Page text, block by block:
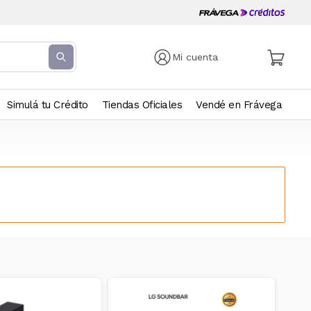
Mi cuenta
Simulá tu Crédito Tiendas Oficiales Vendé en Frávega